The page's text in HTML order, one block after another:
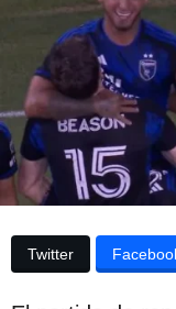
u
b
l
i
c
a
Twitter